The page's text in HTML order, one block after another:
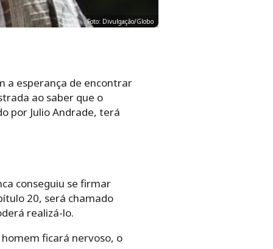
Foto: Divulgação/Globo
a esperança de encontrar
ao saber que o
por Julio Andrade, terá
conseguiu se firmar
20, será chamado
realizá-lo.
ficará nervoso, o